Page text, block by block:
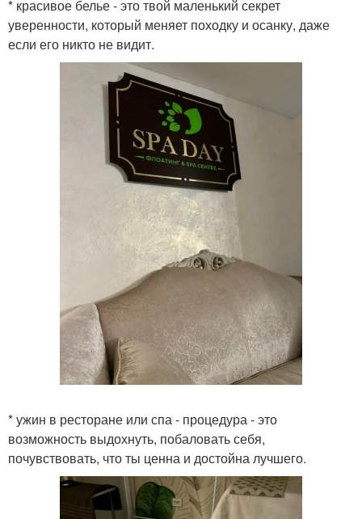
* красивое белье - это твой маленький секрет
уверенности, который меняет походку и осанку, даже
если его никто не видит.
* ужин в ресторане или спа - процедура - это
возможность выдохнуть, побаловать себя,
почувствовать, что ты ценна и достойна лучшего.